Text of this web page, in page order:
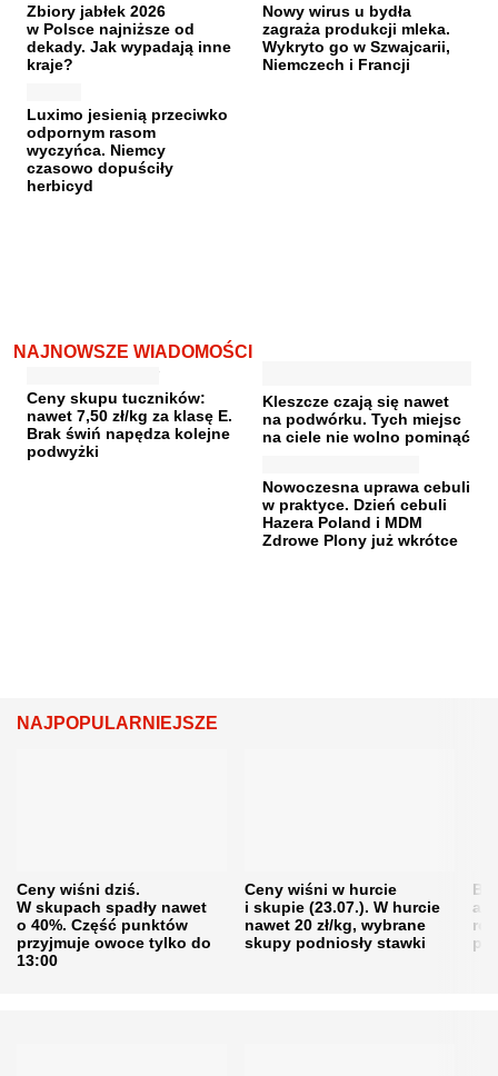
Zbiory jabłek 2026
w Polsce najniższe od
dekady. Jak wypadają inne
kraje?
Nowy wirus u bydła
zagraża produkcji mleka.
Wykryto go w Szwajcarii,
Niemczech i Francji
Luximo jesienią przeciwko
odpornym rasom
wyczyńca. Niemcy
czasowo dopuściły
herbicyd
NAJNOWSZE WIADOMOŚCI
Ceny skupu tuczników:
nawet 7,50 zł/kg za klasę E.
Brak świń napędza kolejne
podwyżki
Kleszcze czają się nawet
na podwórku. Tych miejsc
na ciele nie wolno pominąć
Nowoczesna uprawa cebuli
w praktyce. Dzień cebuli
Hazera Poland i MDM
Zdrowe Plony już wkrótce
NAJPOPULARNIEJSZE
Ceny wiśni dziś.
W skupach spadły nawet
o 40%. Część punktów
przyjmuje owoce tylko do
13:00
Ceny wiśni w hurcie
i skupie (23.07.). W hurcie
nawet 20 zł/kg, wybrane
skupy podniosły stawki